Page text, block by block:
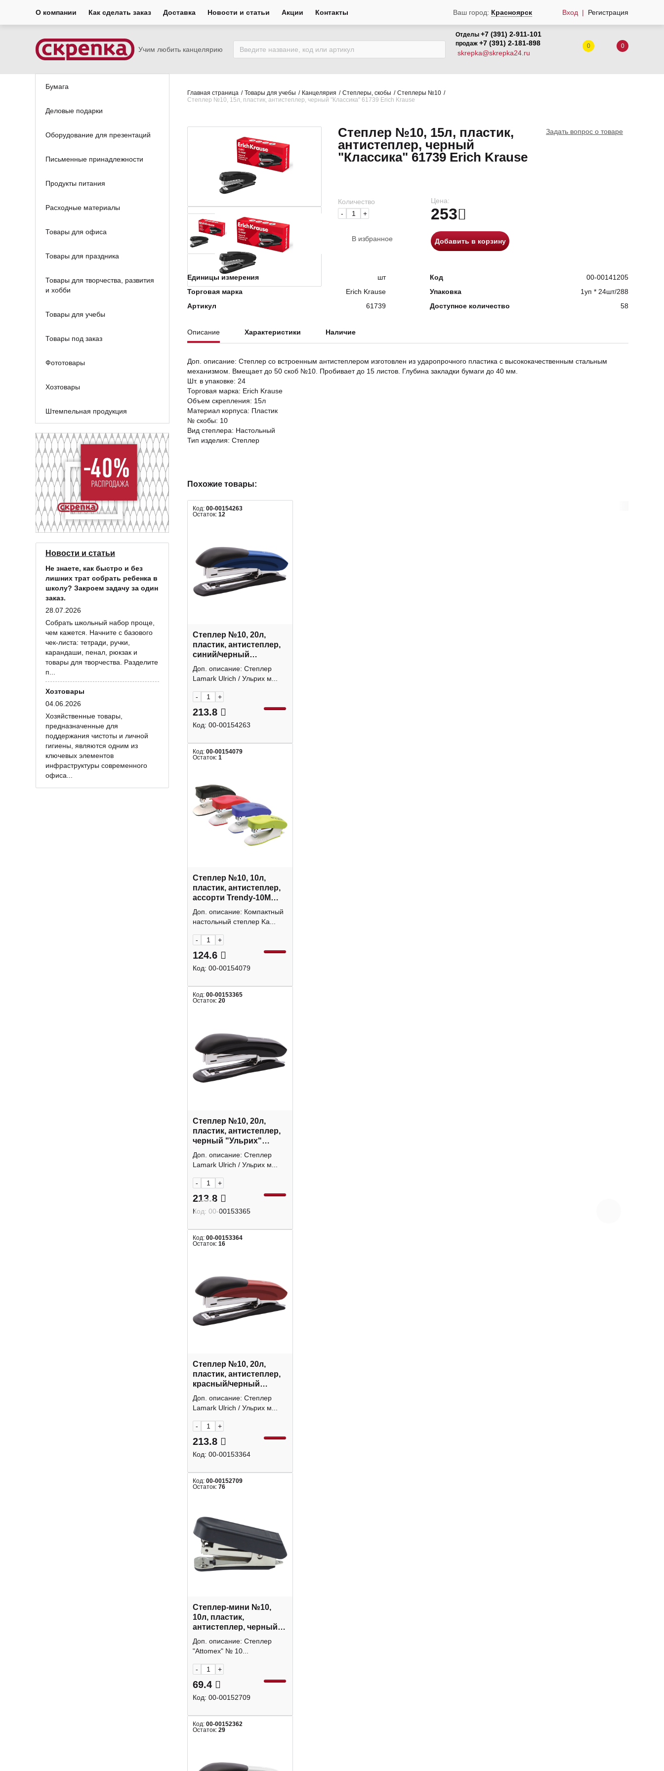
О компании Как сделать заказ Доставка Новости и статьи Акции Контакты Ваш город: Красноярск Вход Регистрация
Учим любить канцелярию
Отделы +7 (391) 2-911-101
продаж +7 (391) 2-181-898
skrepka@skrepka24.ru
0 0
Бумага
Деловые подарки
Оборудование для презентаций
Письменные принадлежности
Продукты питания
Расходные материалы
Товары для офиса
Товары для праздника
Товары для творчества, развития
и хобби
Товары для учебы
Товары под заказ
Фототовары
Хозтовары
Штемпельная продукция
Новости и статьи
Не знаете, как быстро и без
лишних трат собрать ребенка в
школу? Закроем задачу за один
заказ.
28.07.2026
Собрать школьный набор проще,
чем кажется. Начните с базового
чек-листа: тетради, ручки,
карандаши, пенал, рюкзак и
товары для творчества. Разделите
п...
Хозтовары
04.06.2026
Хозяйственные товары,
предназначенные для
поддержания чистоты и личной
гигиены, являются одним из
ключевых элементов
инфраструктуры современного
офиса...
Главная страница Товары для учебы Канцелярия Степлеры, скобы
Степлеры №10
Степлер №10, 15л, пластик, антистеплер, черный "Классика" 61739 Erich Krause
Степлер №10, 15л, пластик,
антистеплер, черный
"Классика" 61739 Erich Krause
Задать вопрос о товаре
Количество
-
+
В избранное
Цена:
253
Добавить в корзину
Единицы измерения шт Код
00-00141205
Торговая марка
Erich Krause Упаковка
1уп * 24шт/288
Артикул
61739 Доступное количество 58
Описание Характеристики Наличие
Доп. описание: Степлер со встроенным антистеплером изготовлен из ударопрочного пластика с высококачественным стальным
механизмом. Вмещает до 50 скоб №10. Пробивает до 15 листов. Глубина закладки бумаги до 40 мм.
Шт. в упаковке: 24
Торговая марка: Erich Krause
Объем скрепления: 15л
Материал корпуса: Пластик
№ скобы: 10
Вид степлера: Настольный
Тип изделия: Степлер
Похожие товары:
Код: 00-00154263
Остаток: 12
Степлер №10, 20л,
пластик, антистеплер,
синий/черный
"Ульрих" ST0629-BL
Lamark
Доп. описание: Степлер
Lamark Ulrich / Ульрих м...
- +
213.8
Код: 00-00154263
Код: 00-00154079
Остаток: 1
Степлер №10, 10л,
пластик, антистеплер,
ассорти Trendy-10M
Kangaro
Доп. описание: Компактный
настольный степлер Ka...
- +
124.6
Код: 00-00154079
Код: 00-00153365
Остаток: 20
Степлер №10, 20л,
пластик, антистеплер,
черный "Ульрих"
ST0629-BK Lamark
Доп. описание: Степлер
Lamark Ulrich / Ульрих м...
- +
213.8
Код: 00-00153365
Код: 00-00153364
Остаток: 16
Степлер №10, 20л,
пластик, антистеплер,
красный/черный
"Ульрих" ST0629-RD
Lamark
Доп. описание: Степлер
Lamark Ulrich / Ульрих м...
- +
213.8
Код: 00-00153364
Код: 00-00152709
Остаток: 76
Степлер-мини №10,
10л, пластик,
антистеплер, черный
4142317 Attomex
Доп. описание: Степлер
"Attomex" № 10...
- +
69.4
Код: 00-00152709
Код: 00-00152362
Остаток: 29